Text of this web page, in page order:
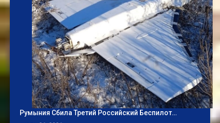
Румыния Сбила Третий Российский Беспилот…